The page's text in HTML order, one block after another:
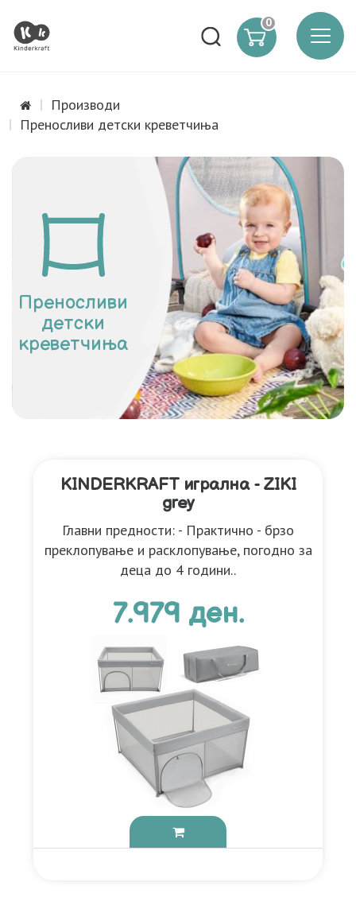
0
Производи
Преносливи детски креветчиња
Преносливи
детски
креветчиња
KINDERKRAFT игрална - ZIKI
grey
Главни предности: - Практично - брзо
преклопување и расклопување, погодно за
деца до 4 години..
7.979 ден.